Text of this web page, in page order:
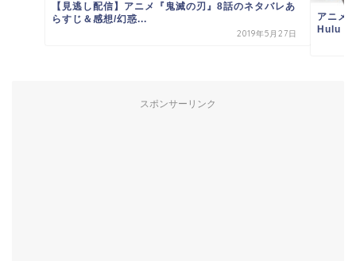
【見逃し配信】アニメ『鬼滅の刃』8話のネタバレあ
らすじ＆感想/幻惑...
2019年5月27日
アニメ
Hulu・
スポンサーリンク